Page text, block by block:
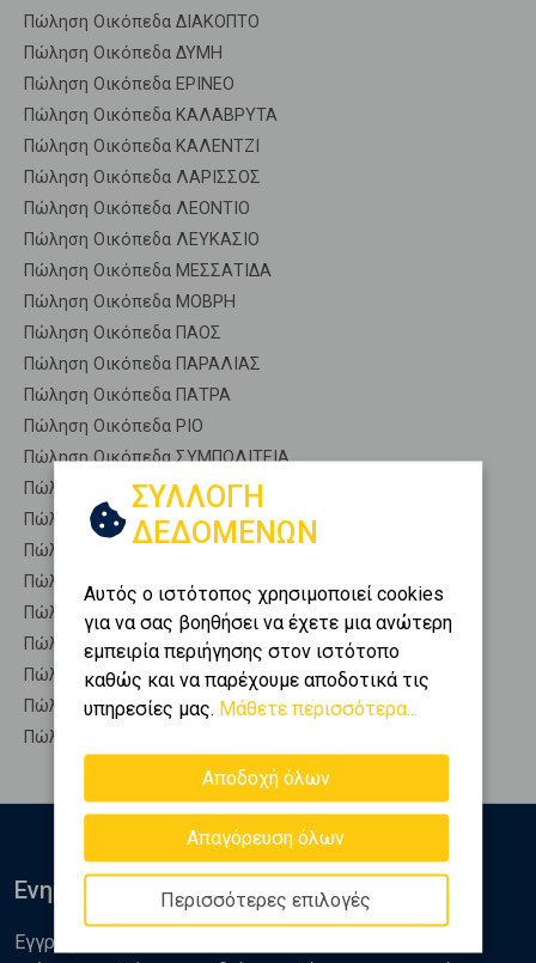
Πώληση Οικόπεδα ΔΙΑΚΟΠΤΟ
Πώληση Οικόπεδα ΔΥΜΗ
Πώληση Οικόπεδα ΕΡΙΝΕΟ
Πώληση Οικόπεδα ΚΑΛΑΒΡΥΤΑ
Πώληση Οικόπεδα ΚΑΛΕΝΤΖΙ
Πώληση Οικόπεδα ΛΑΡΙΣΣΟΣ
Πώληση Οικόπεδα ΛΕΟΝΤΙΟ
Πώληση Οικόπεδα ΛΕΥΚΑΣΙΟ
Πώληση Οικόπεδα ΜΕΣΣΑΤΙΔΑ
Πώληση Οικόπεδα ΜΟΒΡΗ
Πώληση Οικόπεδα ΠΑΟΣ
Πώληση Οικόπεδα ΠΑΡΑΛΙΑΣ
Πώληση Οικόπεδα ΠΑΤΡΑ
Πώληση Οικόπεδα ΡΙΟ
Πώληση Οικόπεδα ΣΥΜΠΟΛΙΤΕΙΑ
Πώληση Οικόπεδα ΤΡΙΤΑΙΑ
Πώληση Οικόπεδα ΦΑΡΕΣ
Πώληση Οικόπεδα ΩΛΕΝΙΑ
Πώληση Αγροτεμάχια ΛΑΡΙΣΣΟΣ - Παραλίμνη
Πώληση Δασικές εκτάσεις ΛΑΡΙΣΣΟΣ - Παραλίμνη
Πώληση Εκτάσεις ΛΑΡΙΣΣΟΣ - Παραλίμνη
Πώληση Επαγγελματικά οικόπεδα ΛΑΡΙΣΣΟΣ - Παραλίμνη
Πώληση Νησιά ΛΑΡΙΣΣΟΣ - Παραλίμνη
Πώληση Οικιστικά ΛΑΡΙΣΣΟΣ - Παραλίμνη
ΣΥΛΛΟΓΗ
ΔΕΔΟΜΕΝΩΝ
Αυτός ο ιστότοπος χρησιμοποιεί cookies
για να σας βοηθήσει να έχετε μια ανώτερη
εμπειρία περιήγησης στον ιστότοπο
καθώς και να παρέχουμε αποδοτικά τις
υπηρεσίες μας. Μάθετε περισσότερα...
Αποδοχή όλων
Απαγόρευση όλων
Περισσότερες επιλογές
Ενημερωθείτε
Εγγραφείτε στο newsletter της Golden Home για νέα